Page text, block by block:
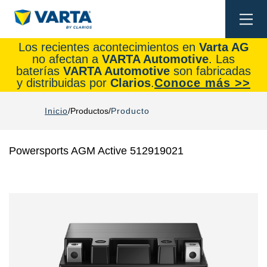
Los recientes acontecimientos en Varta AG
no afectan a VARTA Automotive. Las
baterías VARTA Automotive son fabricadas
y distribuidas por Clarios.Conoce más >>
Inicio Productos Producto
Powersports AGM Active 512919021